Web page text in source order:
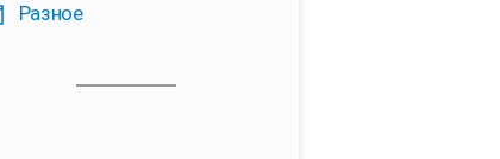
Разное